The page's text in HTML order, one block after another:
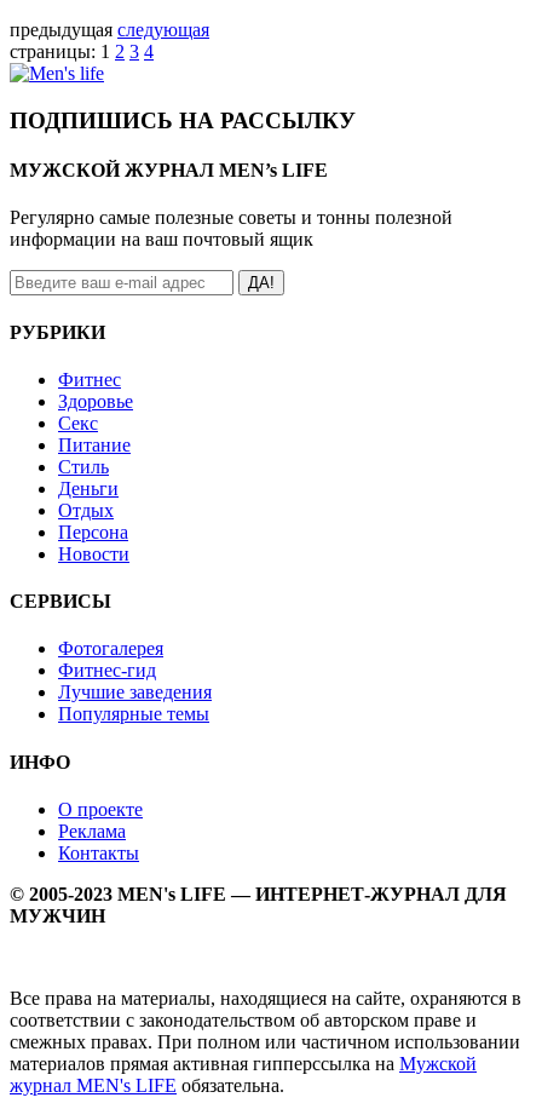
предыдущая следующая
страницы: 1 2 3 4
ПОДПИШИСЬ НА РАССЫЛКУ
МУЖСКОЙ ЖУРНАЛ MEN’s LIFE
Регулярно самые полезные советы и тонны полезной
информации на ваш почтовый ящик
ДА!
РУБРИКИ
Фитнес
Здоровье
Секс
Питание
Стиль
Деньги
Отдых
Персона
Новости
СЕРВИСЫ
Фотогалерея
Фитнес-гид
Лучшие заведения
Популярные темы
ИНФО
О проекте
Реклама
Контакты
© 2005-2023 MEN's LIFE — ИНТЕРНЕТ-ЖУРНАЛ ДЛЯ
МУЖЧИН
Все права на материалы, находящиеся на сайте, охраняются в
соответствии с законодательством об авторском праве и
смежных правах. При полном или частичном использовании
материалов прямая активная гипперссылка на Мужской
журнал MEN's LIFE обязательна.